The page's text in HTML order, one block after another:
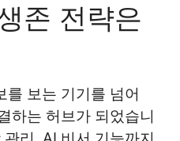
존 전략은
를 보는 기기를 넘어
하는 허브가 되었습니